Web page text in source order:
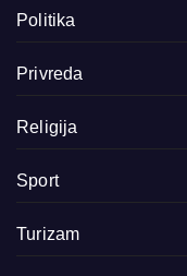
Politika
Privreda
Religija
Sport
Turizam